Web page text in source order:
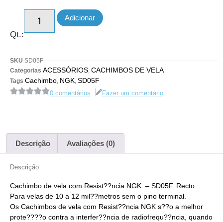
Qt.:
Adicionar
SKU SD05F
Categorias ACESSÓRIOS, CACHIMBOS DE VELA
Tags Cachimbo, NGK, SD05F
0 comentários Fazer um comentário
Descrição Avaliações (0)
Descrição
Cachimbo de vela com Resist??ncia NGK – SD05F. Recto.
Para velas de 10 a 12 mil??metros sem o pino terminal.
Os Cachimbos de vela com Resist??ncia NGK s??o a melhor
prote????o contra a interfer??ncia de radiofrequ??ncia, quando